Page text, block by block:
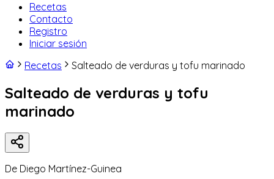
Recetas
Contacto
Registro
Iniciar sesión
Recetas
Salteado de verduras y tofu marinado
Salteado de verduras y tofu
marinado
De Diego Martínez-Guinea